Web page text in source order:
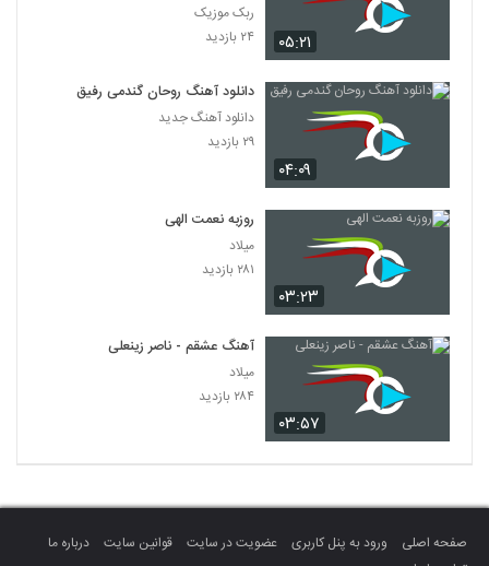
۰۵:۲۱
ربک موزیک
۲۴ بازدید
۰۴:۰۹
دانلود آهنگ روحان گندمی رفیق
دانلود آهنگ جدید
۲۹ بازدید
۰۳:۲۳
روزبه نعمت الهی
میلاد
۲۸۱ بازدید
۰۳:۵۷
آهنگ عشقم - ناصر زینعلی
میلاد
۲۸۴ بازدید
صفحه اصلی ورود به پنل کاربری عضویت در سایت قوانین سایت
درباره ما